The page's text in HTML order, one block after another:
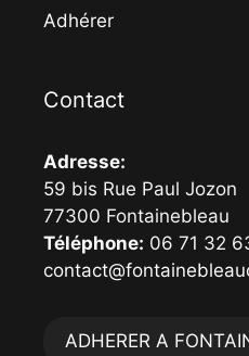
Adhérer
Contact
Adresse:
59 bis Rue Paul Jozon
77300 Fontainebleau
Téléphone: 06 71 32
ADHERER A